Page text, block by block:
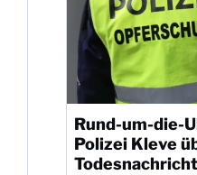
Rund-um-die-
Polizei Kleve